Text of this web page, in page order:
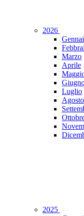
2026
Marzo
Aprile
Luglio
Agosto
2025